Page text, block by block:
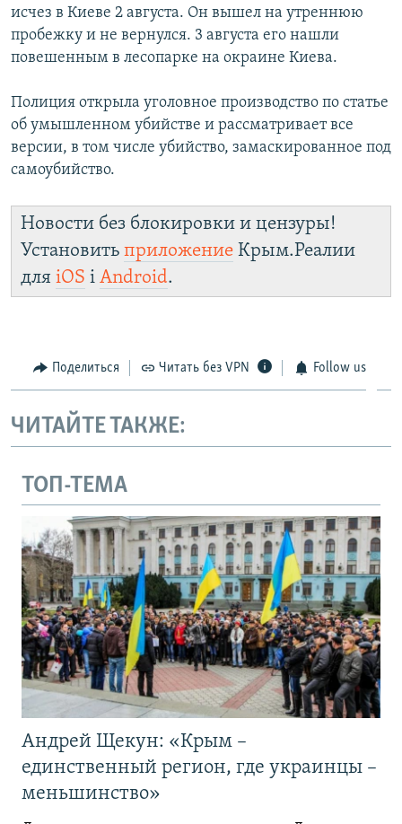
исчез в Киеве 2 августа. Он вышел на утреннюю
пробежку и не вернулся. 3 августа его нашли
повешенным в лесопарке на окраине Киева.
Полиция открыла уголовное производство по статье
об умышленном убийстве и рассматривает все
версии, в том числе убийство, замаскированное под
самоубийство.
Новости без блокировки и цензуры!
Установить приложение Крым.Реалии
для iOS і Android.
Поделиться Читать без VPN Follow us
ЧИТАЙТЕ ТАКЖЕ:
ТОП-ТЕМА
Андрей Щекун: «Крым –
единственный регион, где украинцы –
меньшинство»